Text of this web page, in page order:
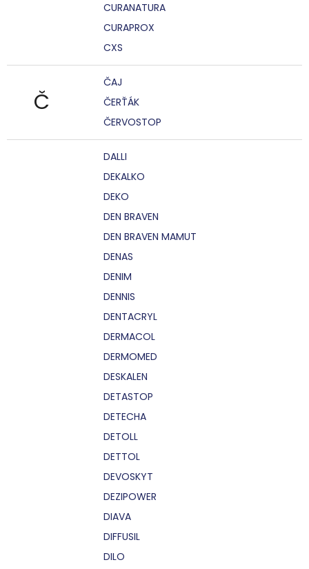
CURANATURA
CURAPROX
CXS
Č
ČAJ
ČERŤÁK
ČERVOSTOP
DALLI
DEKALKO
DEKO
DEN BRAVEN
DEN BRAVEN MAMUT
DENAS
DENIM
DENNIS
DENTACRYL
DERMACOL
DERMOMED
DESKALEN
DETASTOP
DETECHA
DETOLL
DETTOL
DEVOSKYT
DEZIPOWER
DIAVA
DIFFUSIL
DILO